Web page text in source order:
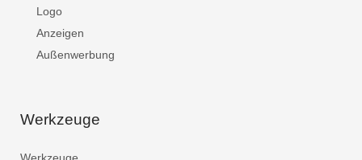
Logo
Anzeigen
Außenwerbung
Werkzeuge